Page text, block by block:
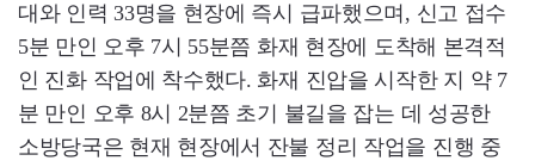
대와 인력 33명을 현장에 즉시 급파했으며, 신고 접수
5분 만인 오후 7시 55분쯤 화재 현장에 도착해 본격적
인 진화 작업에 착수했다. 화재 진압을 시작한 지 약 7
분 만인 오후 8시 2분쯤 초기 불길을 잡는 데 성공한
소방당국은 현재 현장에서 잔불 정리 작업을 진행 중